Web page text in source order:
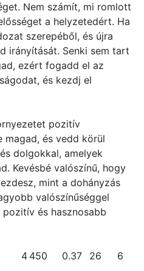
Nem számít, mi romlott
a helyzetedért. Ha
szerepéből, és újra
irányítását. Senki sem tart
ezért fogadd el az
és kezdj el
pozitív
magad, és vedd körül
dolgokkal, amelyek
Kevésbé valószínű, hogy
mint a dohányzás
valószínűséggel
és hasznosabb
4 450 0.37 26
6